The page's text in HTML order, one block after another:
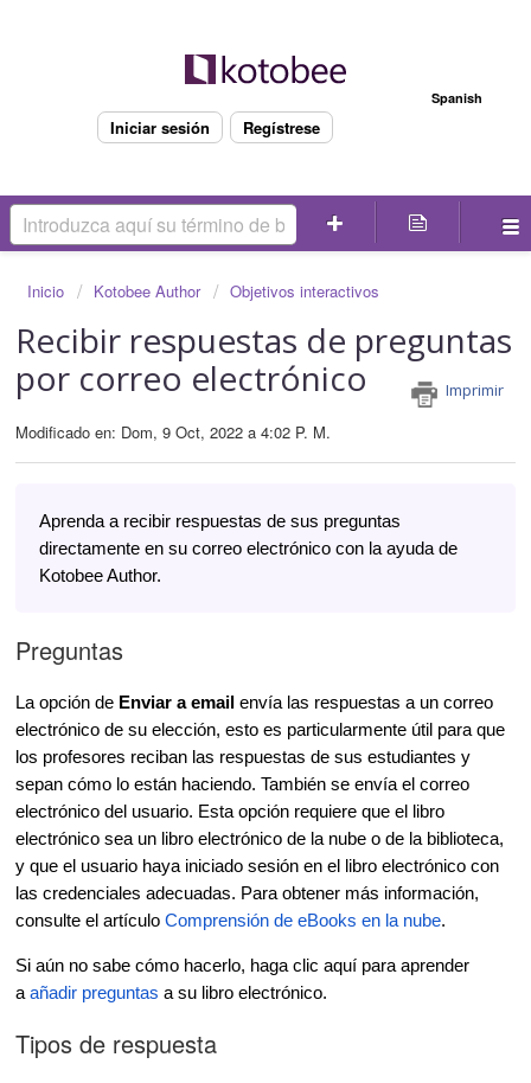
Spanish
Iniciar sesión Regístrese
Inicio Kotobee Author Objetivos interactivos
Recibir respuestas de preguntas
por correo electrónico
Imprimir
Modificado en: Dom, 9 Oct, 2022 a 4:02 P. M.
Aprenda a recibir respuestas de sus preguntas
directamente en su correo electrónico con la ayuda de
Kotobee Author.
Preguntas
La opción de Enviar a email envía las respuestas a un correo
electrónico de su elección, esto es particularmente útil para que
los profesores reciban las respuestas de sus estudiantes y
sepan cómo lo están haciendo. También se envía el correo
electrónico del usuario. Esta opción requiere que el libro
electrónico sea un libro electrónico de la nube o de la biblioteca,
y que el usuario haya iniciado sesión en el libro electrónico con
las credenciales adecuadas. Para obtener más información,
consulte el artículo Comprensión de eBooks en la nube.
Si aún no sabe cómo hacerlo, haga clic aquí para aprender
a añadir preguntas a su libro electrónico.
Tipos de respuesta